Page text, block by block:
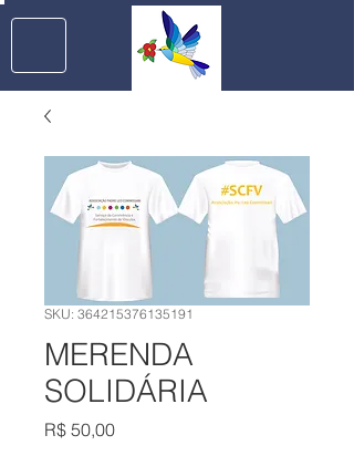
SKU: 364215376135191
MERENDA
SOLIDÁRIA
R$ 50,00Preço